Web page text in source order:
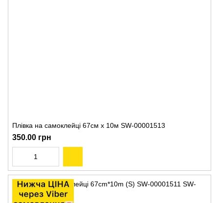
Плівка на самоклейці 67см х 10м SW-00001513
350.00 грн